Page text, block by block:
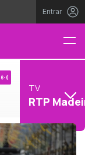
Entrar
TV
RTP